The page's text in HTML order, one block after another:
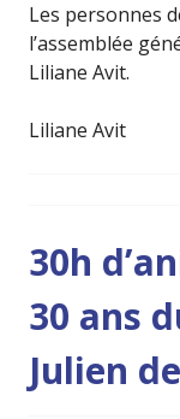
Les personnes
l’assemblée
Liliane Avit.
Liliane Avit
30h
30 ans
Julien